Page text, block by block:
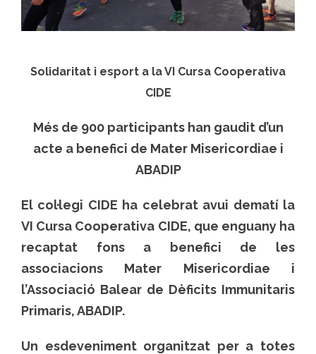
Solidaritat i esport a la VI Cursa Cooperativa
CIDE
Més de 900 participants han gaudit d’un
acte a benefici de Mater Misericordiae i
ABADIP
El col·legi CIDE ha celebrat avui dematí la
VI Cursa Cooperativa CIDE, que enguany ha
recaptat fons a benefici de les
associacions Mater Misericordiae i
l’Associació Balear de Dèficits Immunitaris
Primaris, ABADIP.
Un esdeveniment organitzat per a totes